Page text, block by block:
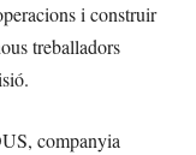
i construir
treballadors
companyia